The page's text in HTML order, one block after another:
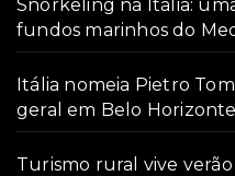
Snorkeling na Itália:
fundos marinhos do
Itália nomeia Pietro
geral em Belo Horizonte
Turismo rural vive